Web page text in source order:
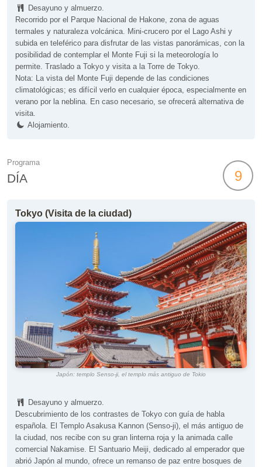
Desayuno y almuerzo.
Recorrido por el Parque Nacional de Hakone, zona de aguas
termales y naturaleza volcánica. Mini-crucero por el Lago Ashi y
subida en teleférico para disfrutar de las vistas panorámicas, con la
posibilidad de contemplar el Monte Fuji si la meteorología lo
permite. Traslado a Tokyo y visita a la Torre de Tokyo.
Nota: La vista del Monte Fuji depende de las condiciones
climatológicas; es difícil verlo en cualquier época, especialmente en
verano por la neblina. En caso necesario, se ofrecerá alternativa de
visita.
Alojamiento.
Programa
DÍA 9
Tokyo (Visita de la ciudad)
Japón: templo Senso-ji, el templo más antiguo de Tokio
Desayuno y almuerzo.
Descubrimiento de los contrastes de Tokyo con guía de habla
española. El Templo Asakusa Kannon (Senso-ji), el más antiguo de
la ciudad, nos recibe con su gran linterna roja y la animada calle
comercial Nakamise. El Santuario Meiji, dedicado al emperador que
abrió Japón al mundo, ofrece un remanso de paz entre bosques de